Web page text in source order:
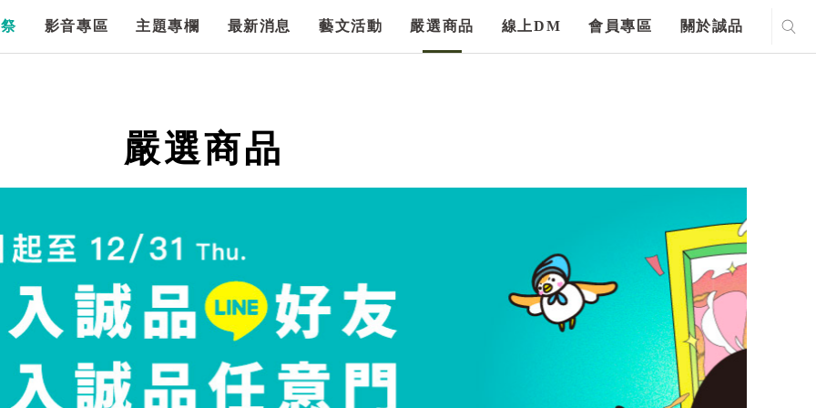
影音專區 主題專欄 最新消息 藝文活動 嚴選商品 線上DM 會員專區 關於誠品
嚴選商品